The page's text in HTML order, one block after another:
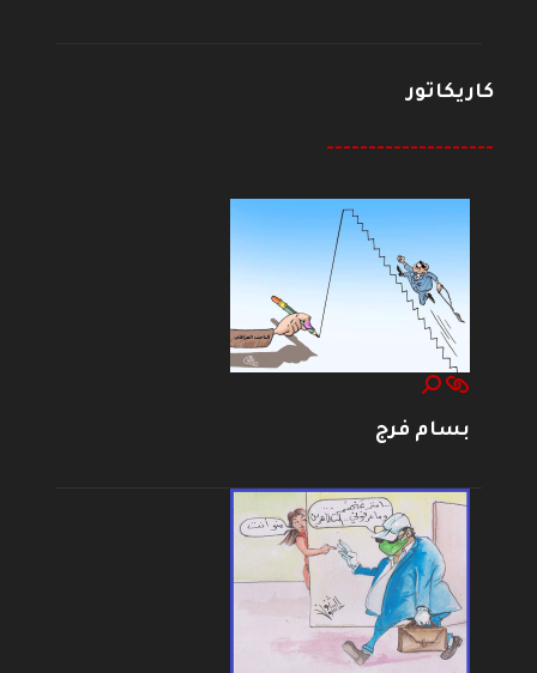
كاريكاتور
--------------------
بسام فرج